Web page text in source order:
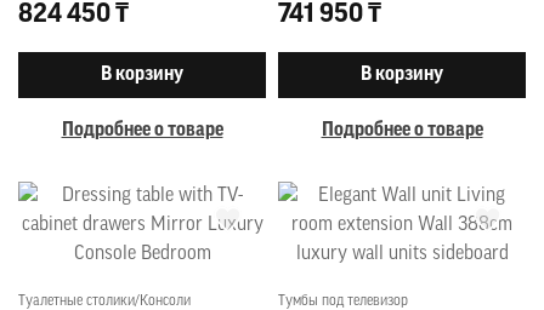
824 450 ₸
В корзину
Подробнее о товаре
741 950 ₸
В корзину
Подробнее о товаре
Туалетные столики/Консоли Тумбы под телевизор